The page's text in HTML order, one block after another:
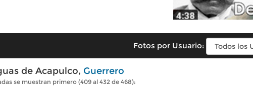
Fotos por Usuario:
de Acapulco, Guerrero
se muestran primero (409 al 432 de 468):